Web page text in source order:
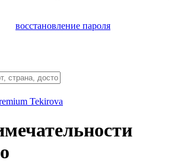
восстановление пароля
Tekirova